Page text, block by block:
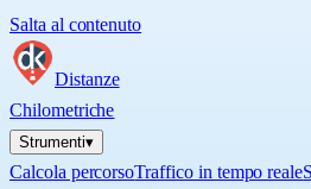
Salta al contenuto
Distanze
Chilometriche
Strumenti▾
Calcola percorsoTraffico in tempo reale